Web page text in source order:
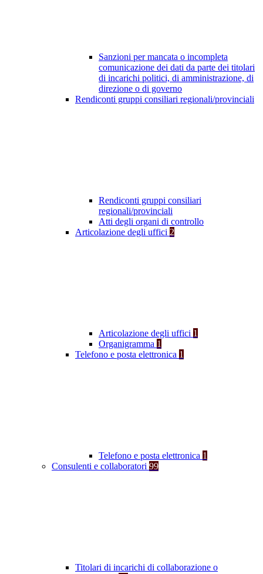
Sanzioni per mancata o incompleta
comunicazione dei dati da parte dei titolari
di incarichi politici, di amministrazione, di
direzione o di governo
Rendiconti gruppi consiliari regionali/provinciali
Rendiconti gruppi consiliari
regionali/provinciali
Atti degli organi di controllo
Articolazione degli uffici 2
Articolazione degli uffici 1
Organigramma 1
Telefono e posta elettronica 1
Telefono e posta elettronica 1
Consulenti e collaboratori 99
Titolari di incarichi di collaborazione o